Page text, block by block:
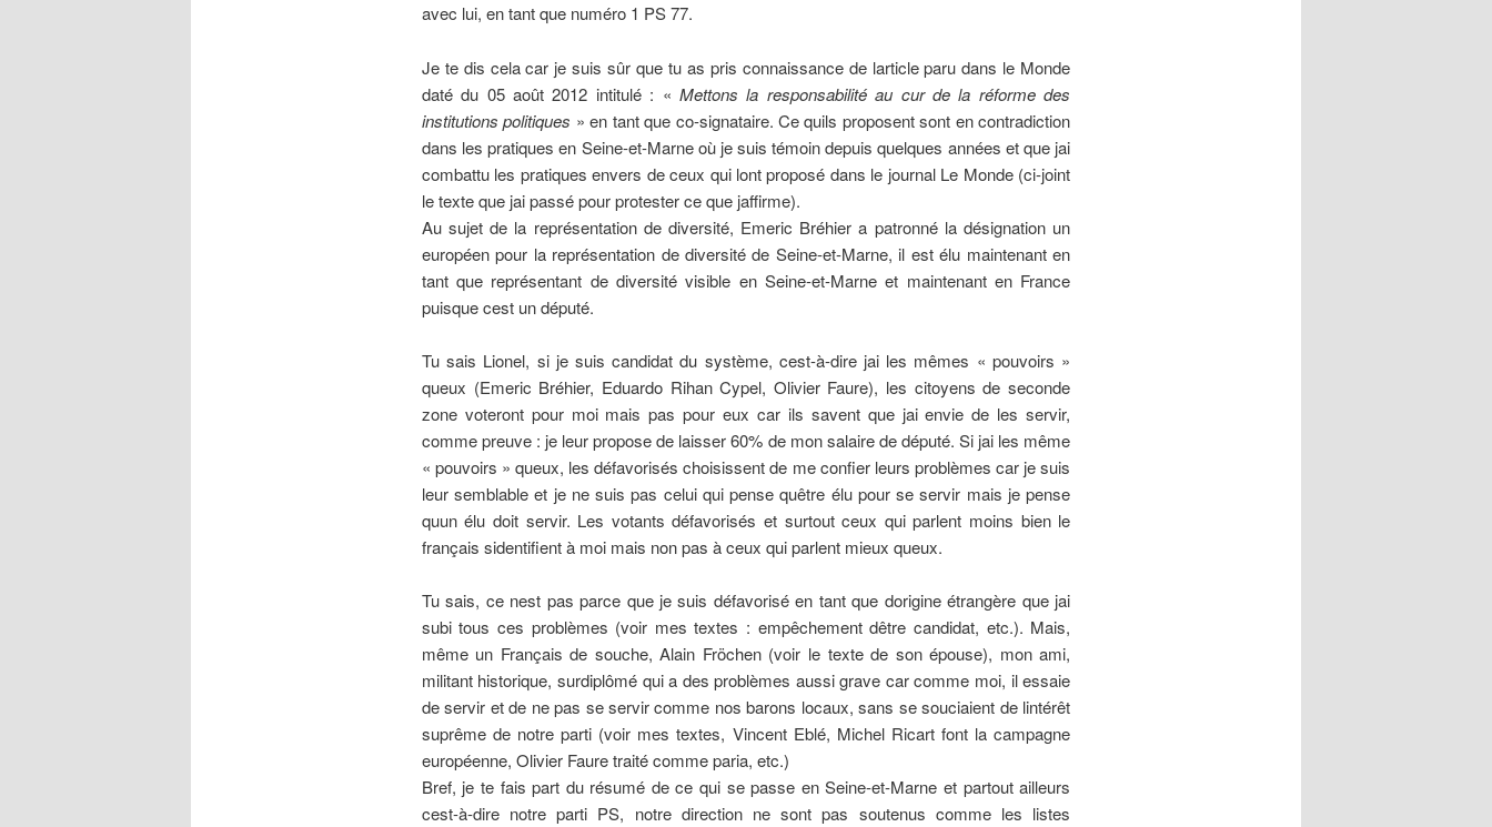
avec lui, en tant que numéro 1 PS 77.
Je te dis cela car je suis sûr que tu as pris connaissance de larticle paru dans le Monde
daté du 05 août 2012 intitulé : « Mettons la responsabilité au cur de la réforme des
institutions politiques » en tant que co-signataire. Ce quils proposent sont en contradiction
dans les pratiques en Seine-et-Marne où je suis témoin depuis quelques années et que jai
combattu les pratiques envers de ceux qui lont proposé dans le journal Le Monde (ci-joint
le texte que jai passé pour protester ce que jaffirme).
Au sujet de la représentation de diversité, Emeric Bréhier a patronné la désignation un
européen pour la représentation de diversité de Seine-et-Marne, il est élu maintenant en
tant que représentant de diversité visible en Seine-et-Marne et maintenant en France
puisque cest un député.
Tu sais Lionel, si je suis candidat du système, cest-à-dire jai les mêmes « pouvoirs »
queux (Emeric Bréhier, Eduardo Rihan Cypel, Olivier Faure), les citoyens de seconde
zone voteront pour moi mais pas pour eux car ils savent que jai envie de les servir,
comme preuve : je leur propose de laisser 60% de mon salaire de député. Si jai les même
« pouvoirs » queux, les défavorisés choisissent de me confier leurs problèmes car je suis
leur semblable et je ne suis pas celui qui pense quêtre élu pour se servir mais je pense
quun élu doit servir. Les votants défavorisés et surtout ceux qui parlent moins bien le
français sidentifient à moi mais non pas à ceux qui parlent mieux queux.
Tu sais, ce nest pas parce que je suis défavorisé en tant que dorigine étrangère que jai
subi tous ces problèmes (voir mes textes : empêchement dêtre candidat, etc.). Mais,
même un Français de souche, Alain Fröchen (voir le texte de son épouse), mon ami,
militant historique, surdiplômé qui a des problèmes aussi grave car comme moi, il essaie
de servir et de ne pas se servir comme nos barons locaux, sans se souciaient de lintérêt
suprême de notre parti (voir mes textes, Vincent Eblé, Michel Ricart font la campagne
européenne, Olivier Faure traité comme paria, etc.)
Bref, je te fais part du résumé de ce qui se passe en Seine-et-Marne et partout ailleurs
cest-à-dire notre parti PS, notre direction ne sont pas soutenus comme les listes